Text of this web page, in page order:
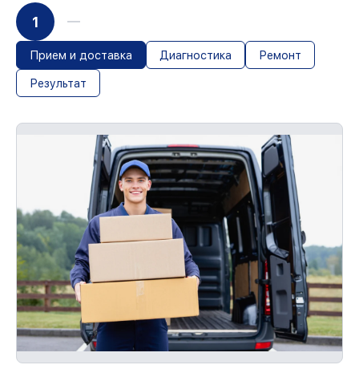
1
Прием и доставка Диагностика Ремонт
Результат